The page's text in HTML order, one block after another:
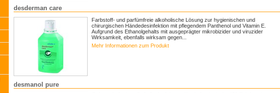
desderman care
Farbstoff- und parfümfreie alkoholische Lösung zur hygienischen und
chirurgischen Händedesinfektion mit pflegendem Panthenol und Vitamin E.
Aufgrund des Ethanolgehalts mit ausgeprägter mikrobizider und viruzider
Wirksamkeit, ebenfalls wirksam gegen...
Mehr Informationen zum Produkt
desmanol pure